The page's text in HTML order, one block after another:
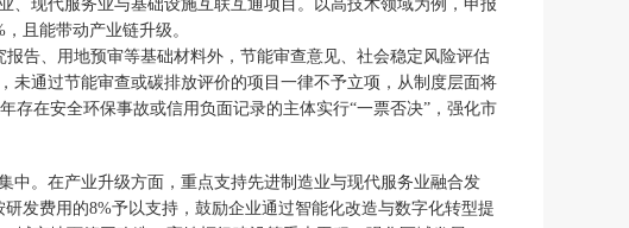
、现代服务业与基础设施互联互通项目。以高技术领域为例，申报
且能带动产业链升级。
告、用地预审等基础材料外，节能审查意见、社会稳定风险评估
未通过节能审查或碳排放评价的项目一律不予立项，从制度层面将
存在安全环保事故或信用负面记录的主体实行“一票否决”，强化市
中。在产业升级方面，重点支持先进制造业与现代服务业融合发
发费用的8%予以支持，鼓励企业通过智能化改造与数字化转型提